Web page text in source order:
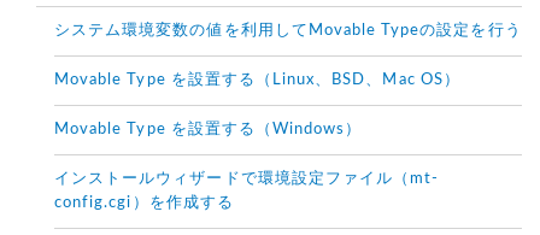
システム環境変数の値を利用してMovable Typeの設定を行う
Movable Type を設置する（Linux、BSD、Mac OS）
Movable Type を設置する（Windows）
インストールウィザードで環境設定ファイル（mt-
config.cgi）を作成する